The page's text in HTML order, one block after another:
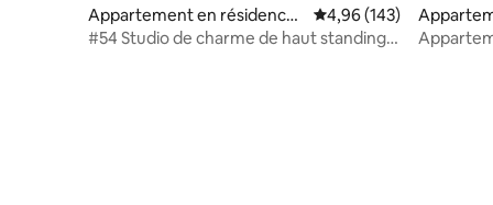
Appartement en résidence ⋅
Curitiba
Évaluation moyenne
4,96 (143)
#54 Studio de charme de haut standing à
Curitiba